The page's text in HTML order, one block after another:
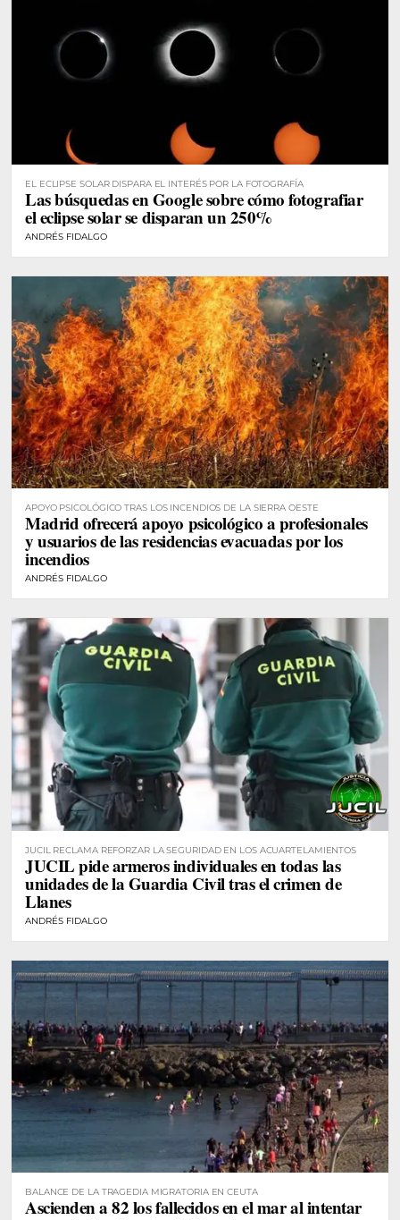
EL ECLIPSE SOLAR DISPARA EL INTERÉS POR LA FOTOGRAFÍA
Las búsquedas en Google sobre cómo fotografiar
el eclipse solar se disparan un 250%
ANDRÉS FIDALGO
APOYO PSICOLÓGICO TRAS LOS INCENDIOS DE LA SIERRA OESTE
Madrid ofrecerá apoyo psicológico a profesionales
y usuarios de las residencias evacuadas por los
incendios
ANDRÉS FIDALGO
JUCIL RECLAMA REFORZAR LA SEGURIDAD EN LOS ACUARTELAMIENTOS
JUCIL pide armeros individuales en todas las
unidades de la Guardia Civil tras el crimen de
Llanes
ANDRÉS FIDALGO
BALANCE DE LA TRAGEDIA MIGRATORIA EN CEUTA
Ascienden a 82 los fallecidos en el mar al intentar